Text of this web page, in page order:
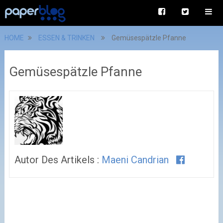
HOME ESSEN & TRINKEN Gemüsespätzle Pfanne
Gemüsespätzle Pfanne
Autor Des Artikels : Maeni Candrian